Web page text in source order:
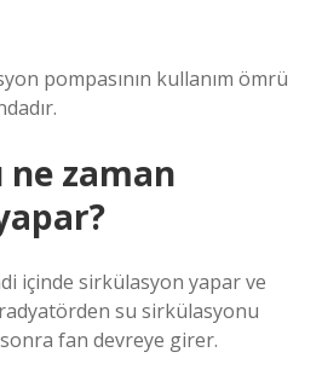
pompasının kullanım ömrü
zaman
içinde sirkülasyon yapar ve
su sirkülasyonu
fan devreye girer.